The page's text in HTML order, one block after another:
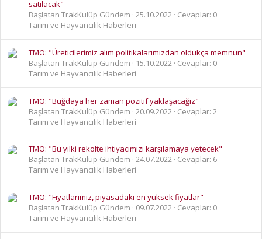
satılacak"
Başlatan TrakKulüp Gündem 25.10.2022 Cevaplar: 0
Tarım ve Hayvancılık Haberleri
TMO: "Üreticilerimiz alım politikalarımızdan oldukça memnun"
Başlatan TrakKulüp Gündem
15.10.2022 Cevaplar: 0
Tarım ve Hayvancılık Haberleri
TMO: "Buğdaya her zaman pozitif yaklaşacağız"
Başlatan TrakKulüp Gündem
20.09.2022
Cevaplar: 2
Tarım ve Hayvancılık Haberleri
TMO: "Bu yılki rekolte ihtiyacımızı karşılamaya yetecek"
Başlatan TrakKulüp Gündem 24.07.2022 Cevaplar: 6
Tarım ve Hayvancılık Haberleri
TMO: "Fiyatlarımız, piyasadaki en yüksek fiyatlar"
Başlatan TrakKulüp Gündem
09.07.2022 Cevaplar: 0
Tarım ve Hayvancılık Haberleri